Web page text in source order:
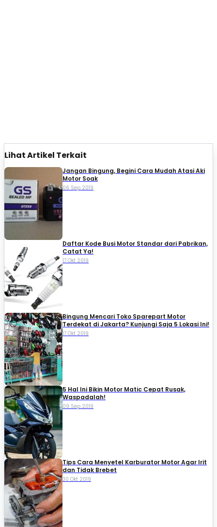
Lihat Artikel Terkait
Jangan Bingung, Begini Cara Mudah Atasi Aki
Motor Soak
06 Sep 2019
Daftar Kode Busi Motor Standar dari Pabrikan,
Catat Ya!
17 Okt 2019
Bingung Mencari Toko Sparepart Motor
Terdekat di Jakarta? Kunjungi Saja 5 Lokasi Ini!
17 Okt 2019
5 Hal Ini Bikin Motor Matic Cepat Rusak,
Waspadalah!
09 Sep 2019
Tips Cara Menyetel Karburator Motor Agar Irit
dan Tidak Brebet
30 Okt 2019